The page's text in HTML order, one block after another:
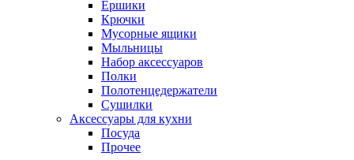
Ершики
Крючки
Мусорные ящики
Мыльницы
Набор аксессуаров
Полки
Полотенцедержатели
Сушилки
Аксессуары для кухни
Посуда
Прочее